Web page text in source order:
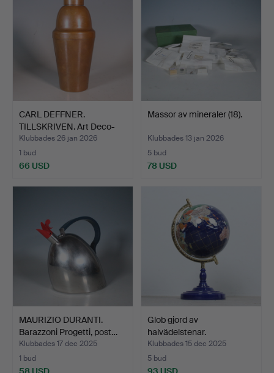
CARL DEFFNER.
TILLSKRIVEN. Art Deco-
cockta…
Klubbades 26 jan 2026
1 bud
66 USD
Massor av mineraler (18).
Klubbades 13 jan 2026
5 bud
78 USD
MAURIZIO DURANTI.
Barazzoni Progetti, post…
Klubbades 17 dec 2025
1 bud
Glob gjord av
halvädelstenar.
Klubbades 15 dec 2025
5 bud